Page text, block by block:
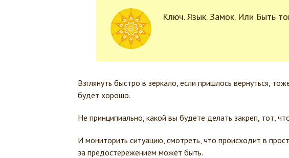
Ключ. Язык. Замок. Или Быть
Взглянуть быстро в зеркало, если пришлось вернуться,
будет хорошо.
Не принципиально, какой вы будете делать закреп, тот,
И мониторить ситуацию, смотреть, что происходит в
за предостережением может быть.